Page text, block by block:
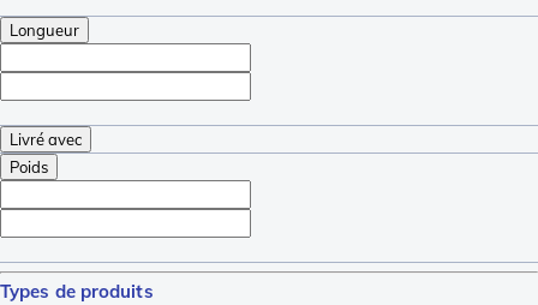
Longueur
Livré avec
Poids
Types de produits